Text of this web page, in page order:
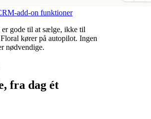
add-on funktioner
er gode til at sælge, ikke til
kører på autopilot. Ingen
nødvendige.
fra dag ét